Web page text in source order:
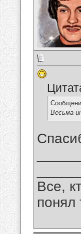
Весьма
Все,
понял